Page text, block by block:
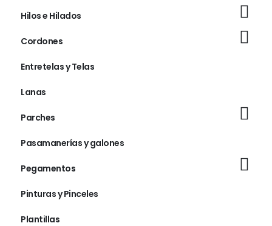
Hilos e Hilados
Cordones
Entretelas y Telas
Lanas
Parches
Pasamanerías y galones
Pegamentos
Pinturas y Pinceles
Plantillas